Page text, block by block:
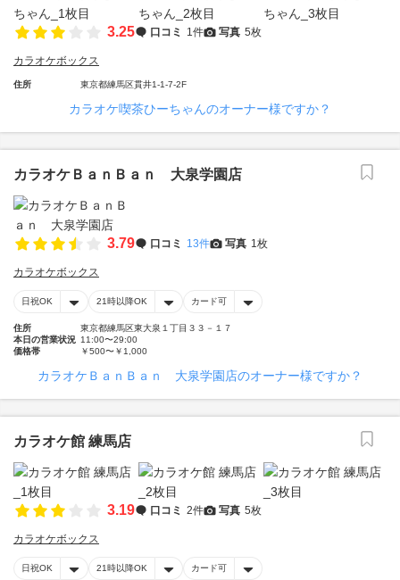
3.25 口コミ 1件 写真 5枚
カラオケボックス
住所 東京都練馬区貫井1-1-7-2F
カラオケ喫茶ひーちゃんのオーナー様ですか？
カラオケＢａｎＢａｎ 大泉学園店
3.79 口コミ 13件 写真 1枚
カラオケボックス
日祝OK 21時以降OK カード可
住所
東京都練馬区東大泉１丁目３３－１７
本日の営業状況 11:00〜29:00
価格帯
￥500〜￥1,000
カラオケＢａｎＢａｎ 大泉学園店のオーナー様ですか？
カラオケ館 練馬店
3.19 口コミ 2件 写真 5枚
カラオケボックス
日祝OK 21時以降OK カード可